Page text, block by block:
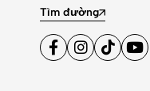
Tìm đường